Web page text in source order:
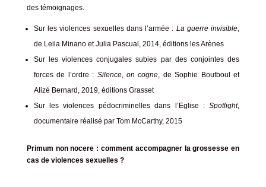
des témoignages.
Sur les violences sexuelles dans l’armée : La guerre invisible,
de Leila Minano et Julia Pascual, 2014, éditions les Arènes
Sur les violences conjugales subies par des conjointes des
forces de l’ordre : Silence, on cogne, de Sophie Boutboul et
Alizé Bernard, 2019, éditions Grasset
Sur les violences pédocriminelles dans l’Eglise :Spotlight,
documentaire réalisé par Tom McCarthy, 2015
Primum non nocere : comment accompagner la grossesse en
cas de violences sexuelles ?